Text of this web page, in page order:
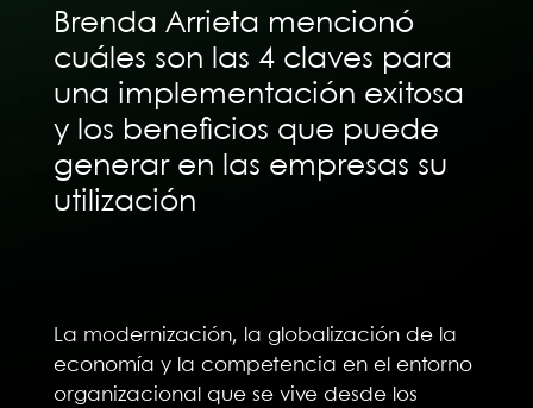
Brenda Arrieta mencionó
cuáles son las 4 claves para
una implementación exitosa
y los beneficios que puede
generar en las empresas su
utilización
La modernización, la globalización de la
economía y la competencia en el entorno
organizacional que se vive desde los